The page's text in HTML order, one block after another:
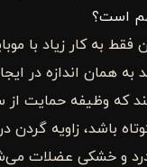
است؟
فقط به کار زیاد با
همان اندازه در
وظیفه حمایت از سر
باشد، زاویه
و خشکی عضلات